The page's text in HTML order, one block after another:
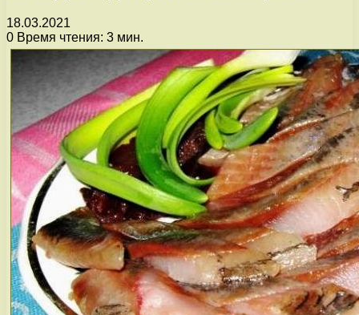
18.03.2021
0 Время чтения: 3 мин.